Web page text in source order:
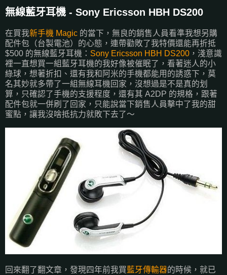
無線藍牙耳機 - Sony Ericsson HBH DS200
在買我新手機 Magic 的當下，無良的銷售人員看準我想另購
配件包（台製電池）的心態，連帶勸敗了我特價還能再折抵
$500 的無線藍牙耳機： Sony Ericsson HBH DS200 ，淺意識
裡一直想買一組藍牙耳機的我好像被催眠了，看著迷人的小
綠球，想著折扣、還有我和阿米的手機都能用的誘惑下，莫
名其妙就多帶了一組無線耳機回家，沒想過是不是真的划
算，只確認了手機的支援程度，還有其 A2DP 的規格，跟著
配件包就一併刷了回家，只能說當下銷售人員擊中了我的甜
蜜點，讓我沒啥抵抗力就敗下去了～
回來翻了翻文章，發現四年前我買藍牙傳輸器的時候，就已